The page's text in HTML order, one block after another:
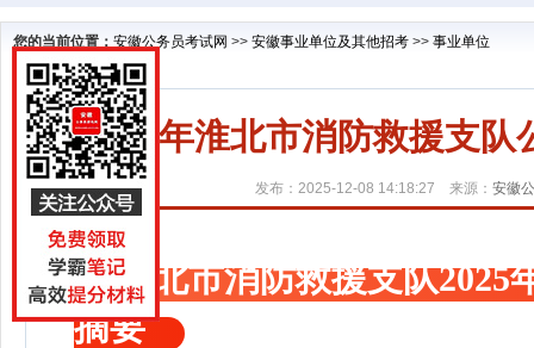
您的当前位置： 安徽公务员考试网 >> 安徽事业单位及其他招考 >> 事业单位
2025年淮北市消防救援支队
发布：2025-12-08 14:18:27 来源： 安徽
淮北市消防救援支队2025
摘要